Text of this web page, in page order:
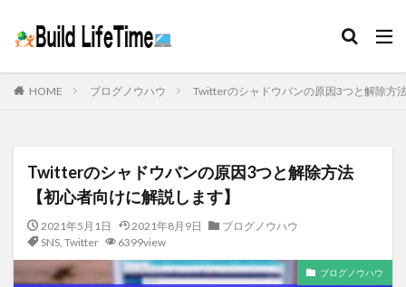
HOME ブログノウハウ Twitterのシャドウバンの原因3つと解除方
Twitterのシャドウバンの原因3つと解除方法
【初心者向けに解説します】
2021年5月1日 2021年8月9日
ブログノウハウ
SNS, Twitter 6399view
ブログノウハウ